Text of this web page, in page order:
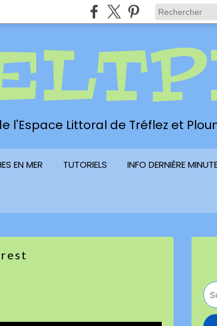
l'Espace Littoral de Tréflez et
EN MER TUTORIELS INFO DERNIÈRE